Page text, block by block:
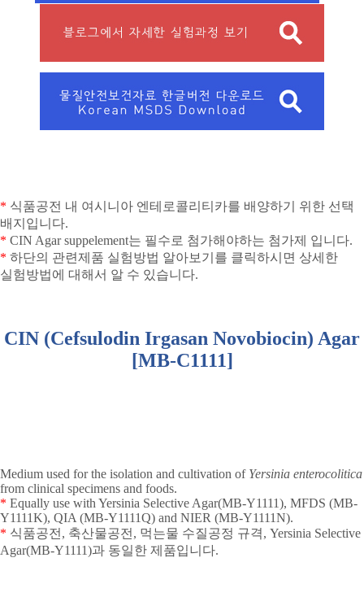
* 식품공전 내 여시니아 엔테로콜리티카를 배양하기 위한 선택
배지입니다.
* CIN Agar suppelement는 필수로 첨가해야하는 첨가제 입니다.
* 하단의 관련제품 실험방법 알아보기를 클릭하시면 상세한
실험방법에 대해서 알 수 있습니다.
CIN (Cefsulodin Irgasan Novobiocin) Agar
[MB-C1111]
Medium used for the isolation and cultivation of Yersinia enterocolitica
from clinical specimens and foods.
* Equally use with Yersinia Selective Agar(MB-Y1111), MFDS (MB-
Y1111K), QIA (MB-Y1111Q) and NIER (MB-Y1111N).
* 식품공전 , 축산물공전 , 먹는물 수질공정 규격, Yersinia Selective
Agar(MB-Y1111)과 동일한 제품입니다.